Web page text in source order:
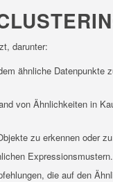
darunter:
ähnliche Datenpunkte
von Ähnlichkeiten in
zu erkennen oder
Expressionsmustern.
die auf den